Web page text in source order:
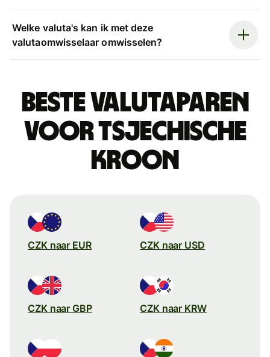
Welke valuta's kan ik met deze
valutaomwisselaar omwisselen?
Beste valutaparen
voor Tsjechische
kroon
CZK naar EUR CZK naar USD
CZK naar GBP CZK naar KRW